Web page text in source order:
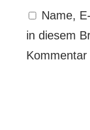
Name,
in diesem